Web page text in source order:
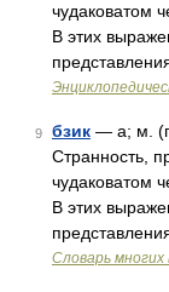
чудаковатом
В этих
9 бзик — а; м.
Странность,
чудаковатом
В этих
Словарь